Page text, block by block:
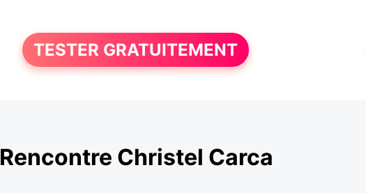
TESTER GRATUITEMENT
Rencontre Christel Carca